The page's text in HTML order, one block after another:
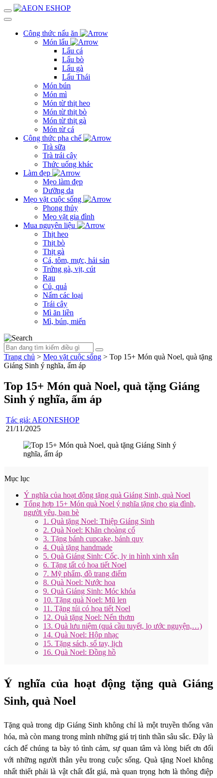
Công thức nấu ăn
Món lẩu
Lẩu cá
Lẩu bò
Lẩu gà
Lẩu Thái
Món bún
Món mì
Món từ thịt heo
Món từ thịt bò
Món từ thịt gà
Món từ cá
Công thức pha chế
Trà sữa
Trà trái cây
Thức uống khác
Làm đẹp
Mẹo làm đẹp
Dưỡng da
Mẹo vặt cuộc sống
Phong thủy
Mẹo vặt gia đình
Mua nguyên liệu
Thịt heo
Thịt bò
Thịt gà
Cá, tôm, mực, hải sản
Trứng gà, vịt, cút
Rau
Củ, quả
Nấm các loại
Trái cây
Mì ăn liền
Mì, bún, miến
Trang chủ > Mẹo vặt cuộc sống > Top 15+ Món quà Noel, quà tặng
Giáng Sinh ý nghĩa, ấm áp
Top 15+ Món quà Noel, quà tặng Giáng
Sinh ý nghĩa, ấm áp
Tác giả: AEONESHOP
21/11/2025
Mục lục
Ý nghĩa của hoạt động tặng quà Giáng Sinh, quà Noel
Tổng hợp 15+ Món quà Noel ý nghĩa tặng cho gia đình,
người yêu, bạn bè
1. Quà tặng Noel: Thiệp Giáng Sinh
2. Quà Noel: Khăn choàng cổ
3. Tặng bánh cupcake, bánh quy
4. Quà tặng handmade
5. Quà Giáng Sinh: Cốc, ly in hình xinh xắn
6. Tặng tất có họa tiết Noel
7. Mỹ phẩm, đồ trang điểm
8. Quà Noel: Nước hoa
9. Quà Giáng Sinh: Móc khóa
10. Tặng quà Noel: Mũ len
11. Tặng túi có họa tiết Noel
12. Quà tặng Noel: Nến thơm
13. Quà lưu niệm (quả cầu tuyết, lọ ước nguyện,…)
14. Quà Noel: Hộp nhạc
15. Tặng sách, sổ tay, lịch
16. Quà Noel: Đồng hồ
Ý nghĩa của hoạt động tặng quà Giáng
Sinh, quà Noel
Tặng quà trong dịp Giáng Sinh không chỉ là một truyền thống văn
hóa, mà còn mang trong mình những giá trị tinh thần sâu sắc. Đây là
cách để chúng ta bày tỏ tình cảm, sự quan tâm và lòng biết ơn đối
với những người thân yêu trong cuộc sống. Quà tặng Noel không
nhất thiết phải là vật chất đắt giá, mà quan trọng hơn là thông điệp